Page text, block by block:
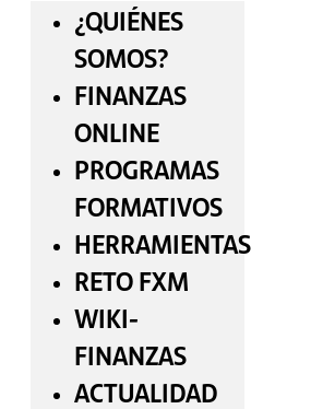
¿QUIÉNES
SOMOS?
FINANZAS
ONLINE
PROGRAMAS
FORMATIVOS
HERRAMIENTAS
RETO FXM
WIKI-
FINANZAS
ACTUALIDAD